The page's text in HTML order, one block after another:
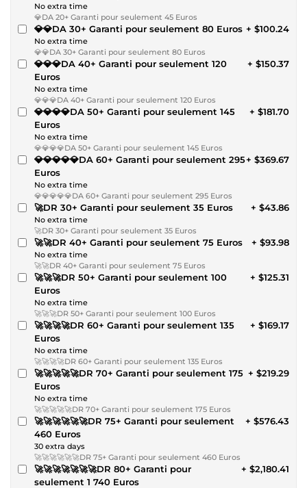
No extra time
💎DA 20+ Garanti pour seulement 45 Euros
💎💎DA 30+ Garanti pour seulement 80 Euros
No extra time
💎💎DA 30+ Garanti pour seulement 80 Euros
+ $100.24
💎💎💎DA 40+ Garanti pour seulement 120
Euros
No extra time
💎💎💎DA 40+ Garanti pour seulement 120 Euros
+ $150.37
💎💎💎💎DA 50+ Garanti pour seulement 145
Euros
No extra time
💎💎💎💎DA 50+ Garanti pour seulement 145 Euros
+ $181.70
💎💎💎💎💎DA 60+ Garanti pour seulement 295
Euros
No extra time
💎💎💎💎💎DA 60+ Garanti pour seulement 295 Euros
+ $369.67
🚀DR 30+ Garanti pour seulement 35 Euros
No extra time
🚀DR 30+ Garanti pour seulement 35 Euros
+ $43.86
🚀🚀DR 40+ Garanti pour seulement 75 Euros
No extra time
🚀🚀DR 40+ Garanti pour seulement 75 Euros
+ $93.98
🚀🚀🚀DR 50+ Garanti pour seulement 100
Euros
No extra time
🚀🚀🚀DR 50+ Garanti pour seulement 100 Euros
+ $125.31
🚀🚀🚀🚀DR 60+ Garanti pour seulement 135
Euros
No extra time
🚀🚀🚀🚀DR 60+ Garanti pour seulement 135 Euros
+ $169.17
🚀🚀🚀🚀🚀DR 70+ Garanti pour seulement 175
Euros
No extra time
🚀🚀🚀🚀🚀DR 70+ Garanti pour seulement 175 Euros
+ $219.29
🚀🚀🚀🚀🚀🚀DR 75+ Garanti pour seulement
460 Euros
30 extra days
🚀🚀🚀🚀🚀🚀DR 75+ Garanti pour seulement 460 Euros
+ $576.43
🚀🚀🚀🚀🚀🚀🚀DR 80+ Garanti pour
seulement 1 740 Euros
+ $2,180.41